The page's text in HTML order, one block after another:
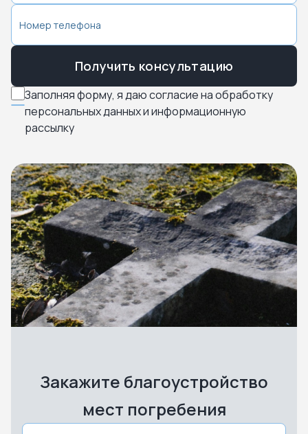
Заполняя форму, я даю согласие на обработку
персональных данных и информационную
рассылку
Получить консультацию
Закажите благоустройство
мест погребения